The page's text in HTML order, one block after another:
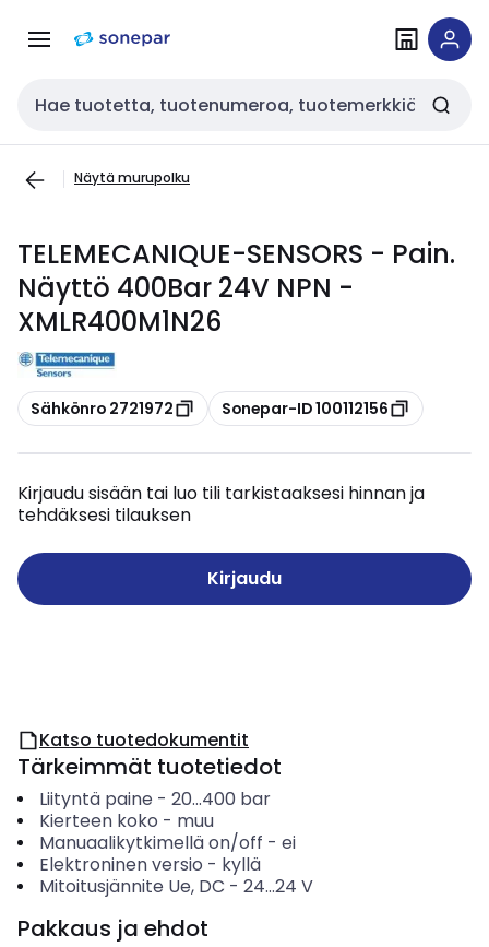
navigointiinsisältöön
Haku
Näytä murupolku
TELEMECANIQUE-SENSORS - Pain.
Näyttö 400Bar 24V NPN -
XMLR400M1N26
Kopioi
Sähkönro 2721972 Kopioi
Sonepar-ID 100112156
Kirjaudu sisään tai luo tili tarkistaaksesi hinnan ja
tehdäksesi tilauksen
Kirjaudu
Katso tuotedokumentit
Tärkeimmät tuotetiedot
Liityntä paine - 20...400 bar
Kierteen koko - muu
Manuaalikytkimellä on/off - ei
Elektroninen versio - kyllä
Mitoitusjännite Ue, DC - 24...24 V
Pakkaus ja ehdot